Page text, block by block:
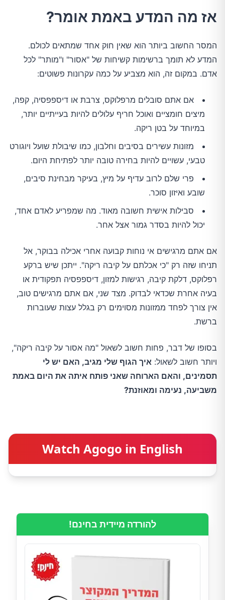
אז מה המדע באמת אומר?
המסר החשוב ביותר הוא שאין חוק אחד שמתאים לכולם.
המדע לא תומך ברשימות קשיחות של "אסור" ו"מותר" לכל
אדם. במקום זה, הוא מצביע על כמה עקרונות פשוטים:
אם אתם סובלים מרפלוקס, צרבת או דיספפסיה, קפה,
מיצים חומציים ואוכל חריף עלולים להיות בעייתיים יותר,
במיוחד על בטן ריקה.
מזונות עשירים בסיבים וחלבון, כמו שיבולת שועל ויוגורט
טבעי, עשויים להיות בחירה טובה יותר לפתיחת היום.
פרי שלם לרוב עדיף על מיץ, בעיקר מבחינת סיבים,
שובע ואיזון סוכר.
סבילות אישית חשובה מאוד. מה שמפריע לאדם אחד,
יכול להיות בסדר גמור אצל אחר.
אם אתם מרגישים אי נוחות קבועה אחרי אכילה בבוקר, אל
תניחו שזה רק "כי אכלתם על קיבה ריקה". ייתכן שיש ברקע
רפלוקס, דלקת קיבה, רגישות למזון, דיספפסיה תפקודית או
בעיה אחרת שכדאי לבדוק. מצד שני, אם אתם מרגישים טוב,
אין צורך לפחד ממזונות מסוימים רק בגלל עצות שעוברות
ברשת.
בסופו של דבר, פחות חשוב לשאול "מה אסור על קיבה ריקה",
ויותר חשוב לשאול: איך הגוף שלי מגיב, האם יש לי
תסמינים, והאם הארוחה שאני פותח איתה את היום באמת
משביעה, נעימה ומאוזנת?
Watch Agogo in English
להורדה מיידית בחינם!